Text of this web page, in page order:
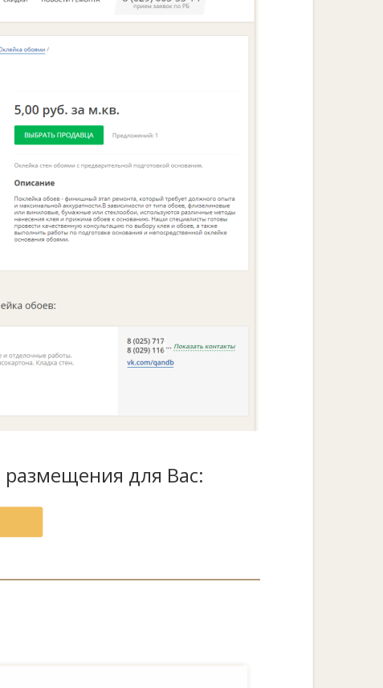
размещения для Вас: